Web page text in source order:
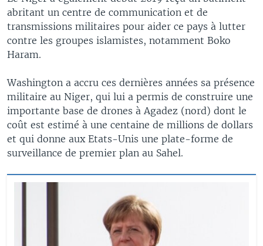
abritant un centre de communication et de
transmissions militaires pour aider ce pays à lutter
contre les groupes islamistes, notamment Boko
Haram.
Washington a accru ces dernières années sa présence
militaire au Niger, qui lui a permis de construire une
importante base de drones à Agadez (nord) dont le
coût est estimé à une centaine de millions de dollars
et qui donne aux Etats-Unis une plate-forme de
surveillance de premier plan au Sahel.